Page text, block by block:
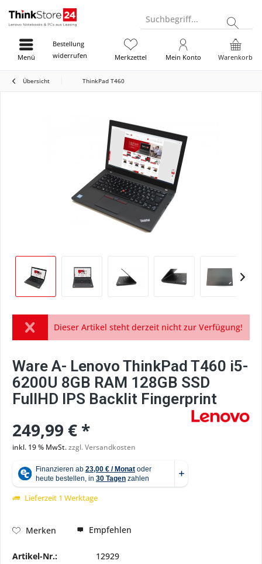
Suchbegriff...
Bestellung
widerrufen
Warenkorb
Merkzettel Mein Konto
Menü
Übersicht ThinkPad T460
Dieser Artikel steht derzeit nicht zur Verfügung!
Ware A- Lenovo ThinkPad T460 i5-
6200U 8GB RAM 128GB SSD
FullHD IPS Backlit Fingerprint
249,99 € *
inkl. 19 % MwSt.zzgl. Versandkosten
Lieferzeit 1 Werktage
Merken Empfehlen
Artikel-Nr.:
12929